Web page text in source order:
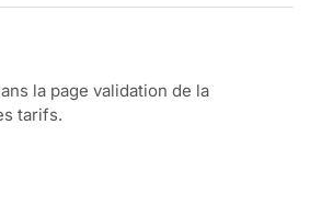
la page validation de la
tarifs.